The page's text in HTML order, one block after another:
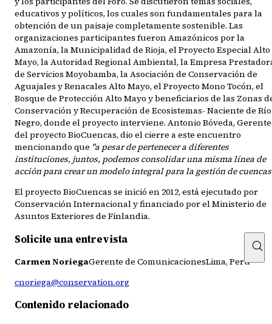
educativos y políticos, los cuales son fundamentales para la
obtención de un paisaje completamente sostenible. Las
organizaciones participantes fueron Amazónicos por la
Amazonía, la Municipalidad de Rioja, el Proyecto Especial Alto
Mayo, la Autoridad Regional Ambiental, la Empresa
de Servicios Moyobamba, la Asociación de Conservación de
Aguajales y Renacales Alto Mayo, el Proyecto Mono Tocón, el
Bosque de Protección Alto Mayo y beneficiarios de las Zonas
Conservación y Recuperación de Ecosistemas- Naciente de Río
Negro, donde el proyecto interviene. Antonio Bóveda, Gerente
del proyecto BioCuencas, dio el cierre a este encuentro
mencionando que "a pesar de pertenecer a diferentes
instituciones, juntos, podemos consolidar una misma línea de
acción para crear un modelo integral para la gestión de
El proyecto BioCuencas se inició en 2012, está ejecutado por
Conservación Internacional y financiado por el Ministerio de
Asuntos Exteriores de Finlandia.
Solicite una entrevista
Carmen NoriegaGerente de ComunicacionesLima, Peru
cnoriega@conservation.org
Contenido relacionado